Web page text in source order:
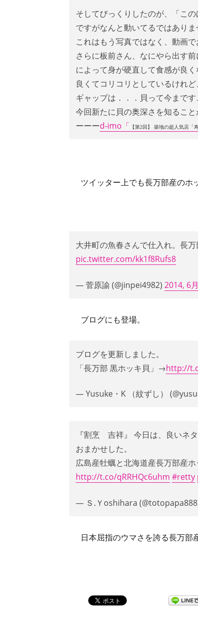
そしてびっくりしたのが、「この
ですがなんと動いてるではありま
これはもう写真ではなく、動画で
さらに板前さん、なにやら出す
によって身が硬直して食感が良
良くてコリコリとしているけれ
ギャップは．．．貝って今まで
今回新たに貝の奥深さを知ること
ーーーd-imo「 【第2回】 築地の超人気店「
ツイッター上でも長万部産のホ
大井町の魚春さんで仕入れ。長
pic.twitter.com/kk1f8Rufs8
— 菅原諭 (@jinpei4982) 2014, 6
ブログにも登場。
ブログを更新しました。
「長万部 黒ホッキ貝」→http://
— Yusuke・K （紋ずし）
『割烹 吉祥』 今日は、良いネタ
おまかせした。
広島産牡蠣と北海道産長万部産
http://t.co/qRRHQc6uhm #retty
— Ｓ.Ｙoshihara
日本屈指のウマさを誇る長万部